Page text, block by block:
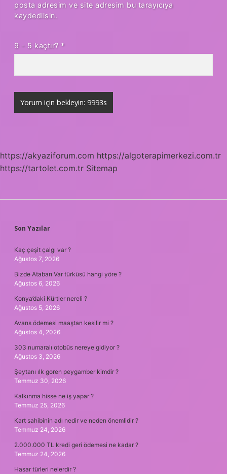
posta adresim ve site adresim bu tarayıcıya
kaydedilsin.
9 - 5 kaçtır? *
https://akyaziforum.com https://algoterapimerkezi.com.tr
https://tartolet.com.tr Sitemap
SIDEBAR
Son Yazılar
Kaç çeşit çalgı var ?
Ağustos 7, 2026
Bizde Atabarı Var türküsü hangi yöre ?
Ağustos 6, 2026
Konya’daki Kürtler nereli ?
Ağustos 5, 2026
Avans ödemesi maaştan kesilir mi ?
Ağustos 4, 2026
303 numaralı otobüs nereye gidiyor ?
Ağustos 3, 2026
Şeytanı ılk goren peygamber kimdir ?
Temmuz 30, 2026
Kalkınma hisse ne iş yapar ?
Temmuz 25, 2026
Kart sahibinin adı nedir ve neden önemlidir ?
Temmuz 24, 2026
2.000.000 TL kredi geri ödemesi ne kadar ?
Temmuz 24, 2026
Hasar türleri nelerdir ?